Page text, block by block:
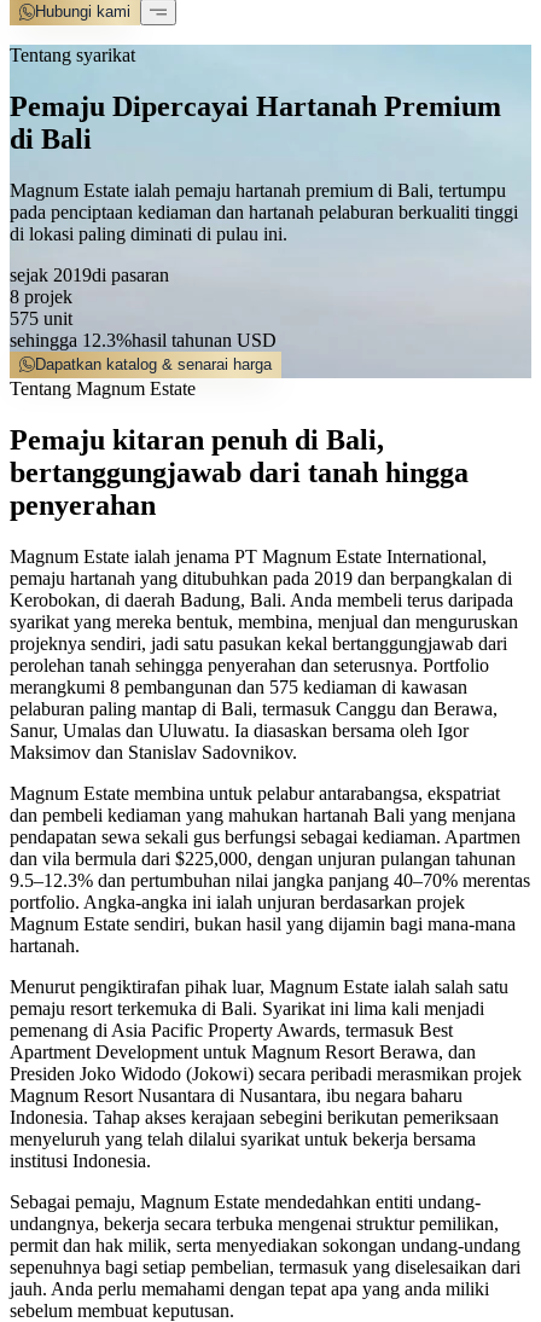
Hubungi kami
Tentang syarikat
Pemaju Dipercayai Hartanah Premium
di Bali
Magnum Estate ialah pemaju hartanah premium di Bali, tertumpu
pada penciptaan kediaman dan hartanah pelaburan berkualiti tinggi
di lokasi paling diminati di pulau ini.
sejak 2019di pasaran
8 projek
575 unit
sehingga 12.3%hasil tahunan USD
Dapatkan katalog & senarai harga
Tentang Magnum Estate
Pemaju kitaran penuh di Bali,
bertanggungjawab dari tanah hingga
penyerahan
Magnum Estate ialah jenama PT Magnum Estate International,
pemaju hartanah yang ditubuhkan pada 2019 dan berpangkalan di
Kerobokan, di daerah Badung, Bali. Anda membeli terus daripada
syarikat yang mereka bentuk, membina, menjual dan menguruskan
projeknya sendiri, jadi satu pasukan kekal bertanggungjawab dari
perolehan tanah sehingga penyerahan dan seterusnya. Portfolio
merangkumi 8 pembangunan dan 575 kediaman di kawasan
pelaburan paling mantap di Bali, termasuk Canggu dan Berawa,
Sanur, Umalas dan Uluwatu. Ia diasaskan bersama oleh Igor
Maksimov dan Stanislav Sadovnikov.
Magnum Estate membina untuk pelabur antarabangsa, ekspatriat
dan pembeli kediaman yang mahukan hartanah Bali yang menjana
pendapatan sewa sekali gus berfungsi sebagai kediaman. Apartmen
dan vila bermula dari $225,000, dengan unjuran pulangan tahunan
9.5–12.3% dan pertumbuhan nilai jangka panjang 40–70% merentas
portfolio. Angka-angka ini ialah unjuran berdasarkan projek
Magnum Estate sendiri, bukan hasil yang dijamin bagi mana-mana
hartanah.
Menurut pengiktirafan pihak luar, Magnum Estate ialah salah satu
pemaju resort terkemuka di Bali. Syarikat ini lima kali menjadi
pemenang di Asia Pacific Property Awards, termasuk Best
Apartment Development untuk Magnum Resort Berawa, dan
Presiden Joko Widodo (Jokowi) secara peribadi merasmikan projek
Magnum Resort Nusantara di Nusantara, ibu negara baharu
Indonesia. Tahap akses kerajaan sebegini berikutan pemeriksaan
menyeluruh yang telah dilalui syarikat untuk bekerja bersama
institusi Indonesia.
Sebagai pemaju, Magnum Estate mendedahkan entiti undang-
undangnya, bekerja secara terbuka mengenai struktur pemilikan,
permit dan hak milik, serta menyediakan sokongan undang-undang
sepenuhnya bagi setiap pembelian, termasuk yang diselesaikan dari
jauh. Anda perlu memahami dengan tepat apa yang anda miliki
sebelum membuat keputusan.